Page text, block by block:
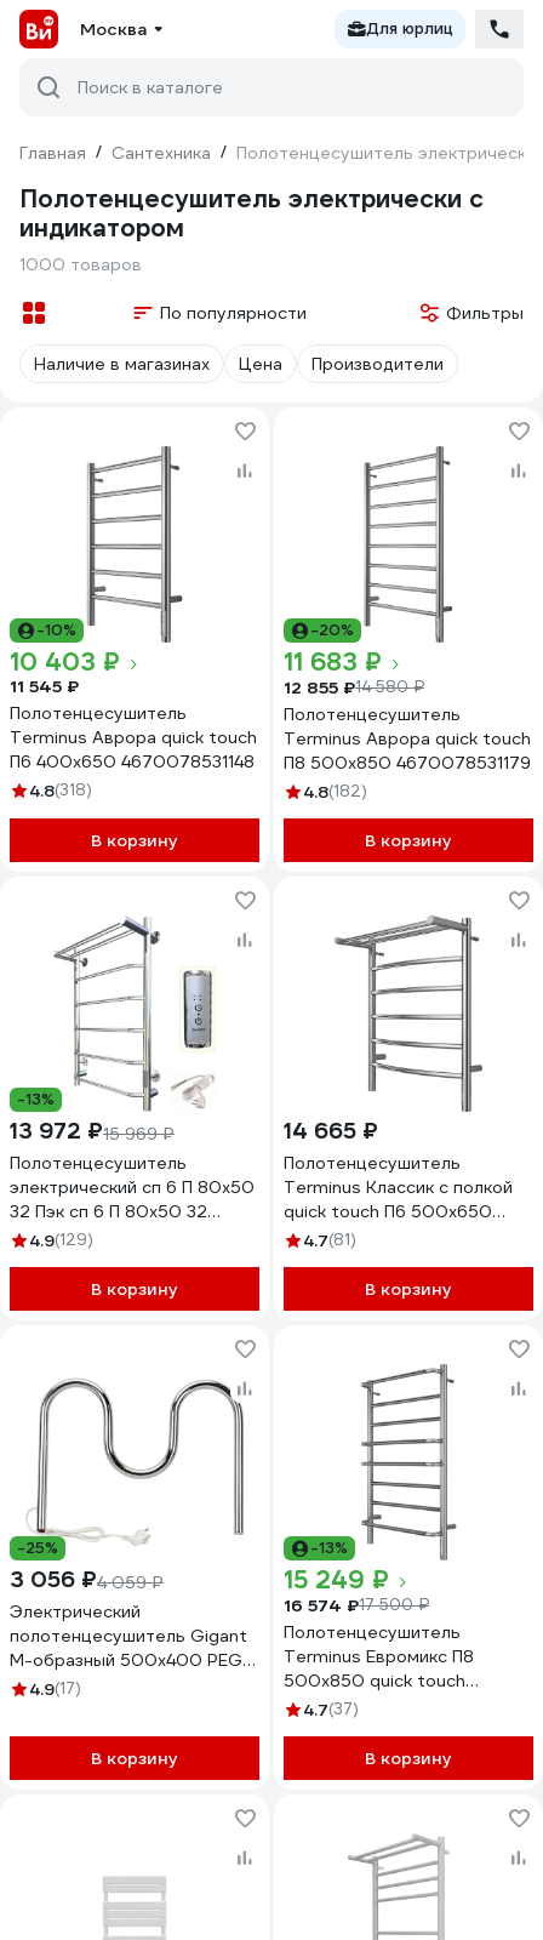
Москва Для юрлиц
Поиск в каталоге
Главная / Сантехника / Полотенцесушитель электрически
Полотенцесушитель электрически с
индикатором
1000 товаров
По популярности Фильтры
Наличие в магазинах Цена Производители
-10%
10 403 ₽
11 545 ₽
Полотенцесушитель
Terminus Аврора quick touch
П6 400x650 4670078531148
4.8(318)
В корзину
-20%
11 683 ₽
12 855 ₽14 580 ₽
Полотенцесушитель
Terminus Аврора quick touch
П8 500x850 4670078531179
4.8(182)
В корзину
-13%
13 972 ₽15 969 ₽
Полотенцесушитель
электрический сп 6 П 80х50
32 Пэк сп 6 П 80х50 32
Тругор 00267364 00-
4.9(129)
В корзину
14 665 ₽
Полотенцесушитель
Terminus Классик с полкой
quick touch П6 500x650
4670078531391
4.7(81)
В корзину
-25%
3 056 ₽4 059 ₽
Электрический
полотенцесушитель Gigant
М-образный 500x400 PEG-
04-00
4.9(17)
В корзину
-13%
15 249 ₽
16 574 ₽17 500 ₽
Полотенцесушитель
Terminus Евромикс П8
500x850 quick touch
4670078531292
4.7(37)
В корзину